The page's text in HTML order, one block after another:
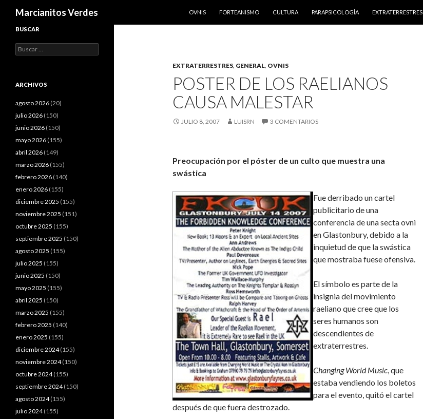
Marcianitos Verdes
OVNIS
FORTEANISMO CULTURA PARAPSICOLOGÍA EXTRATERRESTRES
EXTRATERRESTRES, GENERAL, OVNIS
POSTER DE LOS RAELIANOS
CAUSA MALESTAR
JULIO 8, 2007 LUISRN 3 COMENTARIOS
Preocupación por el póster de un culto que muestra una
swástica
Fue derribado un cartel
publicitario de una
conferencia de una secta ovni
en Glastonbury, debido a la
inquietud de que la swástica
que mostraba fuese ofensiva.
El símbolo es parte de la
insignia del movimiento
raeliano que cree que los
seres humanos son
descendientes de
extraterrestres.
Changing World Music, que
estaba vendiendo los boletos
para el evento, quitó el cartel
después de que fuera destrozado.
BUSCAR
Buscar:
ARCHIVOS
agosto 2026 (20)
julio 2026 (150)
junio 2026 (150)
mayo 2026 (155)
abril 2026 (149)
marzo 2026 (155)
febrero 2026 (140)
enero 2026 (155)
diciembre 2025 (155)
noviembre 2025 (151)
octubre 2025 (155)
septiembre 2025 (150)
agosto 2025 (155)
julio 2025 (155)
junio 2025 (150)
mayo 2025 (155)
abril 2025 (150)
marzo 2025 (155)
febrero 2025 (140)
enero 2025 (155)
diciembre 2024(155)
noviembre 2024(150)
octubre 2024(155)
septiembre 2024(150)
agosto 2024(155)
julio 2024(155)